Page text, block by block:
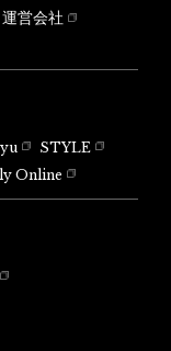
運営会社
STYLE
Online